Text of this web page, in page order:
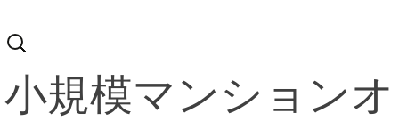
検
索:
小規模マンションオ